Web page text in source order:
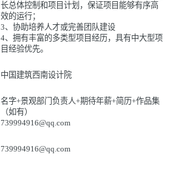
长总体控制和项目计划，保证项目能够有序高
效的运行；
3、协助培养人才或完善团队建设
4、拥有丰富的多类型项目经历，具有中大型项
目经验优先。
中国建筑西南设计院
名字+景观部门负责人+期待年薪+简历+作品集
（如有）
739994916@qq.com
739994916@qq.com